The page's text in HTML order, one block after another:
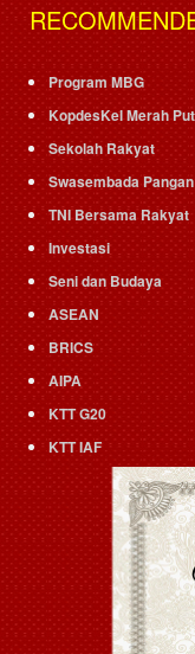
Program MBG
KopdesKel Merah
Sekolah Rakyat
Swasembada Pangan
TNI Bersama Rakyat
Investasi
Seni dan Budaya
ASEAN
BRICS
AIPA
KTT G20
KTT IAF